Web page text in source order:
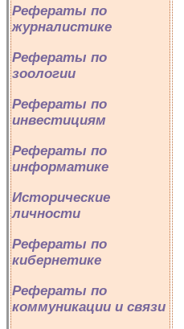
Рефераты по
журналистике
Рефераты по
зоологии
Рефераты по
инвестициям
Рефераты по
информатике
Исторические
личности
Рефераты по
кибернетике
Рефераты по
коммуникации и связи